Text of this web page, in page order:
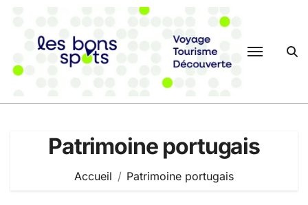
contenu
Patrimoine portugais
Accueil Patrimoine portugais